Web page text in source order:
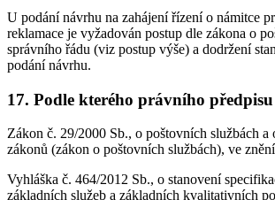
U podání návrhu na zahájení řízení o námitce
reklamace je vyžadován postup dle zákona o
správního řádu (viz postup výše) a dodržení
podání návrhu.
17. Podle kterého právního
Zákon č. 29/2000 Sb., o poštovních službách a
zákonů (zákon o poštovních službách), ve
Vyhláška č. 464/2012 Sb., o stanovení
základních služeb a základních kvalitativních